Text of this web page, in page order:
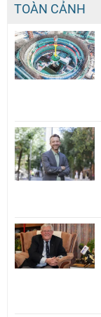
TOÀN CẢNH